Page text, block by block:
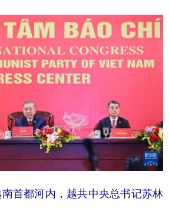
Français عربى
日本語
首都河内，越共中央总书记苏林